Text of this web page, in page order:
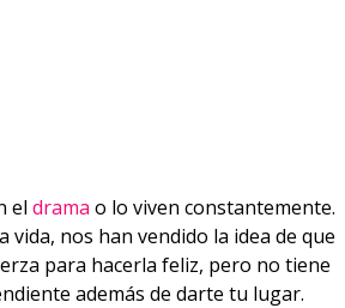
el drama o lo viven constantemente.
nos han vendido la idea de que
para hacerla feliz, pero no tiene
además de darte tu lugar.